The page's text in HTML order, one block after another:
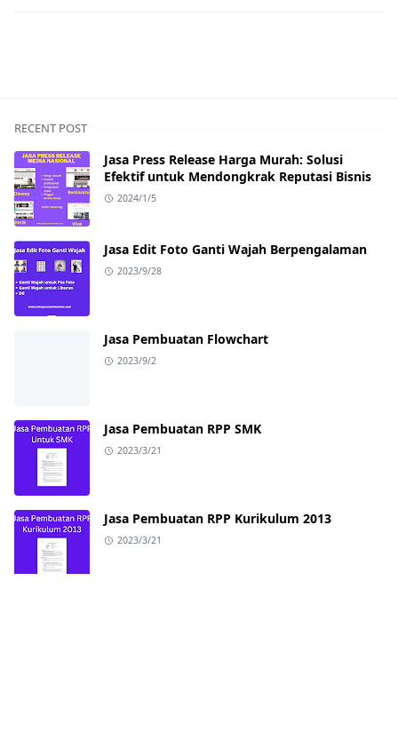
RECENT POST
Jasa Press Release Harga Murah: Solusi
Efektif untuk Mendongkrak Reputasi Bisnis
2024/1/5
Jasa Edit Foto Ganti Wajah Berpengalaman
2023/9/28
Jasa Pembuatan Flowchart
2023/9/2
Jasa Pembuatan RPP SMK
2023/3/21
Jasa Pembuatan RPP Kurikulum 2013
2023/3/21